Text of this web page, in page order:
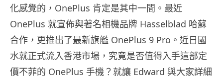
化感覺的，OnePlus 肯定是其中一間。最近
OnePlus 就宣佈與著名相機品牌 Hasselblad 哈蘇
合作，更推出了最新旗艦 OnePlus 9 Pro。近日國
水就正式流入香港市場，究竟是否值得入手這部定
價不菲的 OnePlus 手機？就讓 Edward 與大家詳細